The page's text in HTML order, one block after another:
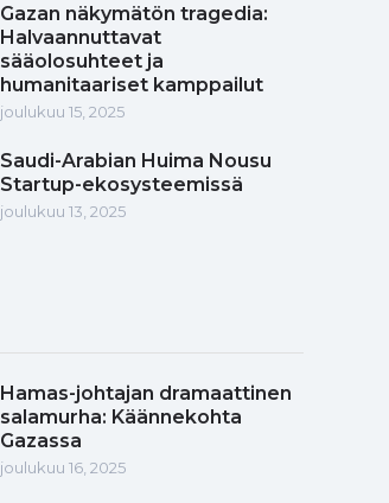
Gazan näkymätön tragedia:
Halvaannuttavat
sääolosuhteet ja
humanitaariset kamppailut
joulukuu 15, 2025
Saudi-Arabian Huima Nousu
Startup-ekosysteemissä
joulukuu 13, 2025
Hamas-johtajan dramaattinen
salamurha: Käännekohta
Gazassa
joulukuu 16, 2025